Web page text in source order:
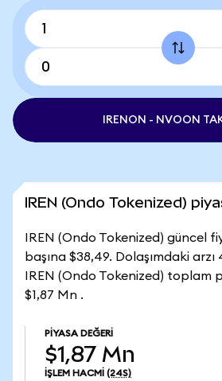
IRENON - NVOON
IREN (Ondo Tokenized)
IREN (Ondo Tokenized) güncel
başına $38,49. Dolaşımdaki
IREN (Ondo Tokenized) toplam
$1,87 Mn .
PIYASA DEĞERI
$1,87 Mn
İŞLEM HACMI (24S)